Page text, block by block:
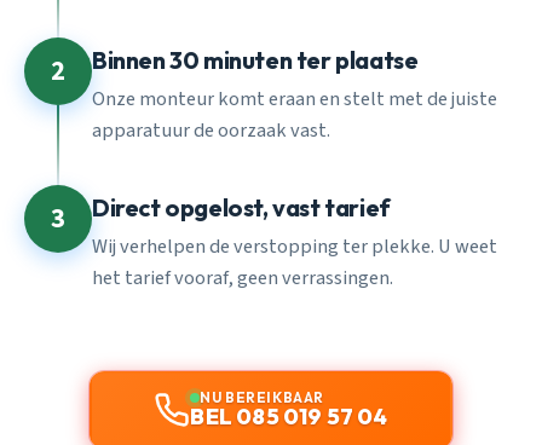
2 Binnen 30 minuten ter plaatse
Onze monteur komt eraan en stelt met de juiste
apparatuur de oorzaak vast.
3 Direct opgelost, vast tarief
Wij verhelpen de verstopping ter plekke. U weet
het tarief vooraf, geen verrassingen.
NU BEREIKBAAR
BEL 085 019 57 04